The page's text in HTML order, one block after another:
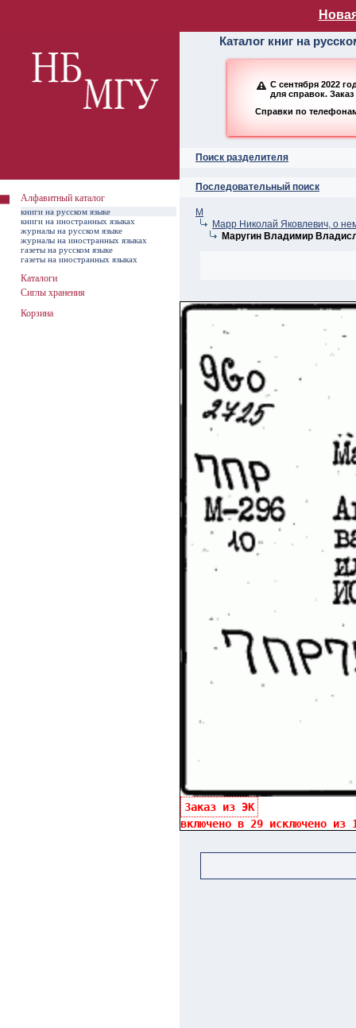
Алфавитный
Каталог книг на
С сентября 2022
для справок.
Справки по
Поиск разделителя
Последовательный поиск
М
Марр Николай Яковлевич, о
Маругин Владимир
Заказ из ЭК
Алфавитный каталог
книги на русском языке
книги на иностранных языках
журналы на русском языке
журналы на иностранных языках
газеты на русском языке
газеты на иностранных языках
Каталоги
Сиглы хранения
Корзина